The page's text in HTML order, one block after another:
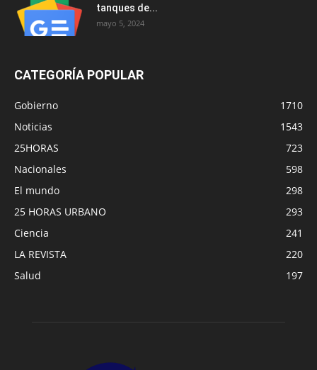
tanques de...
mayo 5, 2024
CATEGORÍA POPULAR
Gobierno
1710
Noticias
1543
25HORAS
723
Nacionales
598
El mundo
298
25 HORAS URBANO
293
Ciencia
241
LA REVISTA
220
Salud
197